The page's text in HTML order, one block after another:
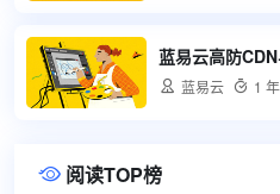
 蓝易云  1
 阅读TOP榜